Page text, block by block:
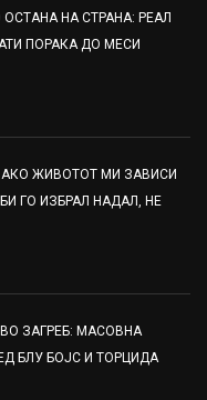
НА СТРАНА: РЕАЛ
ПОРАКА ДО МЕСИ
ЖИВОТОТ МИ ЗАВИСИ
ГО ИЗБРАЛ НАДАЛ, НЕ
ЗАГРЕБ: МАСОВНА
БЛУ БОЈС И ТОРЦИДА